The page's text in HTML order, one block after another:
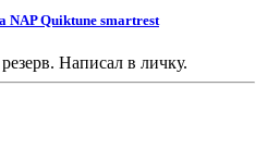
NAP Quiktune smartrest
Написал в личку.